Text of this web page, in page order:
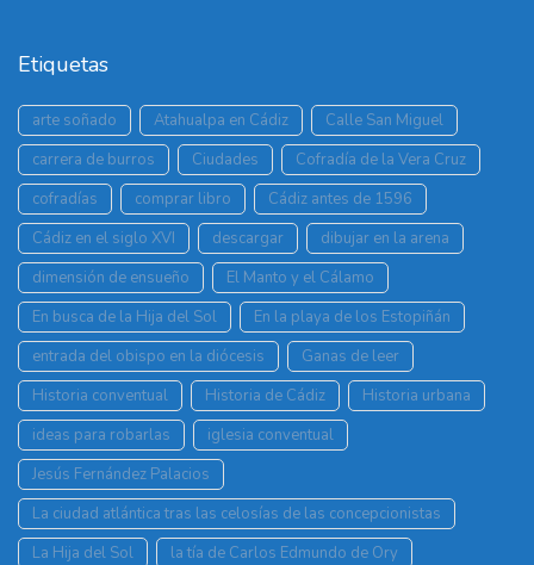
Etiquetas
arte soñado Atahualpa en Cádiz
Calle San Miguel
carrera de burros
Ciudades
Cofradía de la Vera Cruz
cofradías
comprar libro
Cádiz antes de 1596
Cádiz en el siglo XVI
descargar
dibujar en la arena
dimensión de ensueño
El Manto y el Cálamo
En busca de la Hija del Sol
En la playa de los Estopiñán
entrada del obispo en la diócesis
Ganas de leer
Historia conventual
Historia de Cádiz
Historia urbana
ideas para robarlas
iglesia conventual
Jesús Fernández Palacios
La ciudad atlántica tras las celosías de las concepcionistas
La Hija del Sol
la tía de Carlos Edmundo de Ory